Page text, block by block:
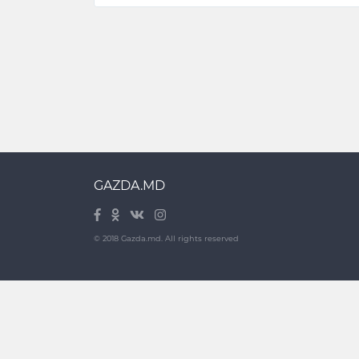
GAZDA.MD
© 2018 Gazda.md. All rights reserved